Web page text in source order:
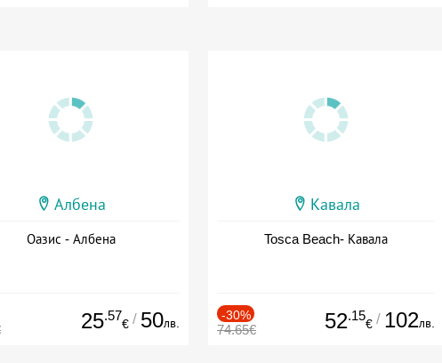
Албена
Оазис - Албена
25.57
€ / 50лв.
Кавала
Tosca Beach- Кавала
-30%
74.65€ 52.15
€ / 102лв.